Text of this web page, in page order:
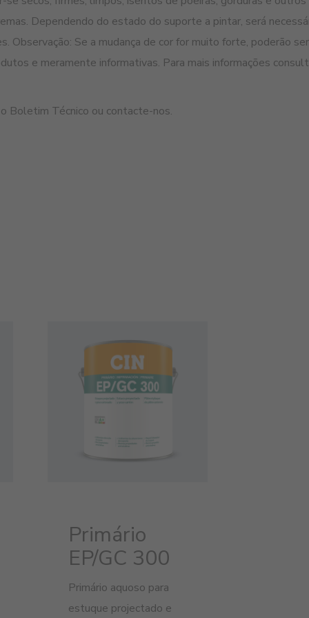
Dependendo do estado do suporte a pintar, será
Observação: Se a mudança de cor for muito forte, poderão
e meramente informativas. Para mais informações
Boletim Técnico ou contacte-nos.
Primário
EP/GC 300
Primário aquoso para
estuque projectado e